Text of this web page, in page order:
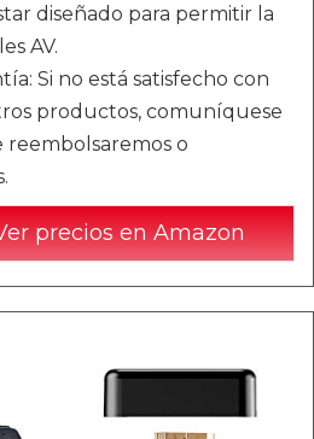
diseñado para permitir la
AV.
Si no está satisfecho con
productos, comuníquese
reembolsaremos o
precios en Amazon